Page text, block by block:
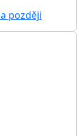
později